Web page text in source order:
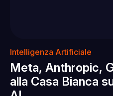
Intelligenza Artificiale
Meta, Anthropic,
alla Casa Bianca